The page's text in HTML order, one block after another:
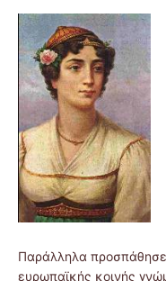
Παράλληλα προσπάθησε
ευρωπαϊκής κοινής